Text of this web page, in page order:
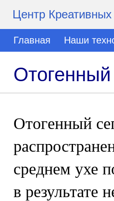
Центр Креативных
Главная Наши
Отогенный
Отогенный
среднем ухе
в результате